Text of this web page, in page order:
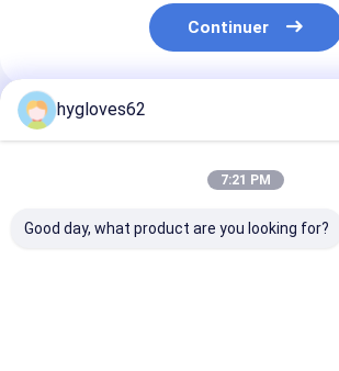
Continuer
Produits Recommandés
hygloves62
7:21 PM
Good day, what product are you looking for?